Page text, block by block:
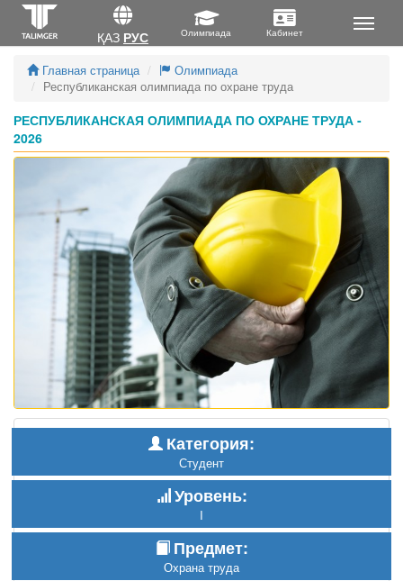
Главная страница
Олимпиада
Республиканская олимпиада по охране труда
РЕСПУБЛИКАНСКАЯ ОЛИМПИАДА ПО ОХРАНЕ ТРУДА -
2026
Категория:
Студент
Уровень:
I
Предмет:
Охрана труда
ҚАЗ РУС